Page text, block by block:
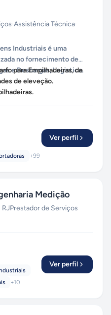
·Assistência Técnica·
Industriais é uma
no fornecimento de
e Descargas, Logistica.
para Empilhadeiras, de
de eleveção.
+99
Ver perfil
Medição
RJPrestador de Serviços
+10
Ver perfil